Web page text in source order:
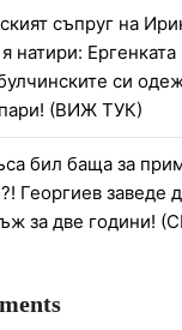
съпруг на
натири: Ергенката
си
пари! (ВИЖ ТУК)
бил баща за
Георгиев заведе
за две години!